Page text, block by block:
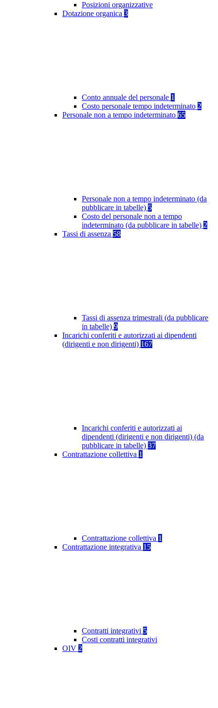
Posizioni organizzative
Dotazione organica 3
Conto annuale del personale 1
Costo personale tempo indeterminato 2
Personale non a tempo indeterminato 65
Personale non a tempo indeterminato (da
pubblicare in tabelle) 5
Costo del personale non a tempo
indeterminato (da pubblicare in tabelle) 2
Tassi di assenza 58
Tassi di assenza trimestrali (da pubblicare
in tabelle) 9
Incarichi conferiti e autorizzati ai dipendenti
(dirigenti e non dirigenti) 167
Incarichi conferiti e autorizzati ai
dipendenti (dirigenti e non dirigenti) (da
pubblicare in tabelle) 37
Contrattazione collettiva 1
Contrattazione collettiva 1
Contrattazione integrativa 15
Contratti integrativi 5
Costi contratti integrativi
OIV 2